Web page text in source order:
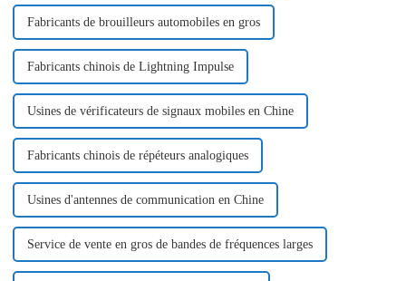
Fabricants de brouilleurs automobiles en gros
Fabricants chinois de Lightning Impulse
Usines de vérificateurs de signaux mobiles en Chine
Fabricants chinois de répéteurs analogiques
Usines d'antennes de communication en Chine
Service de vente en gros de bandes de fréquences larges